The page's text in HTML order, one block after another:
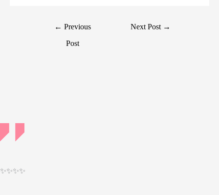
← Previous
Post
Next Post →
✨✨✨✨